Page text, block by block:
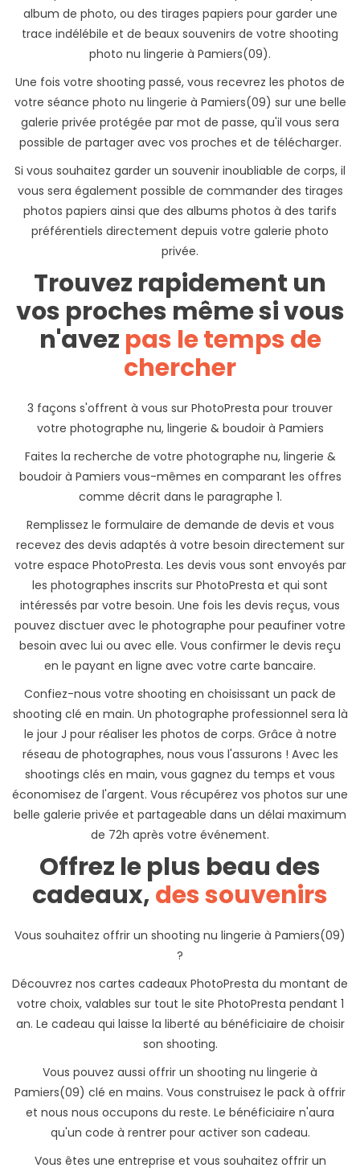
album de photo, ou des tirages papiers pour garder une
trace indélébile et de beaux souvenirs de votre shooting
photo nu lingerie à Pamiers(09).
Une fois votre shooting passé, vous recevrez les photos de
votre séance photo nu lingerie à Pamiers(09) sur une belle
galerie privée protégée par mot de passe, qu'il vous sera
possible de partager avec vos proches et de télécharger.
Si vous souhaitez garder un souvenir inoubliable de corps, il
vous sera également possible de commander des tirages
photos papiers ainsi que des albums photos à des tarifs
préférentiels directement depuis votre galerie photo
privée.
Trouvez rapidement un
vos proches même si vous
n'avez pas le temps de
chercher
3 façons s'offrent à vous sur PhotoPresta pour trouver
votre photographe nu, lingerie & boudoir à Pamiers
Faites la recherche de votre photographe nu, lingerie &
boudoir à Pamiers vous-mêmes en comparant les offres
comme décrit dans le paragraphe 1.
Remplissez le formulaire de demande de devis et vous
recevez des devis adaptés à votre besoin directement sur
votre espace PhotoPresta. Les devis vous sont envoyés par
les photographes inscrits sur PhotoPresta et qui sont
intéressés par votre besoin. Une fois les devis reçus, vous
pouvez disctuer avec le photographe pour peaufiner votre
besoin avec lui ou avec elle. Vous confirmer le devis reçu
en le payant en ligne avec votre carte bancaire.
Confiez-nous votre shooting en choisissant un pack de
shooting clé en main. Un photographe professionnel sera là
le jour J pour réaliser les photos de corps. Grâce à notre
réseau de photographes, nous vous l'assurons ! Avec les
shootings clés en main, vous gagnez du temps et vous
économisez de l'argent. Vous récupérez vos photos sur une
belle galerie privée et partageable dans un délai maximum
de 72h après votre événement.
Offrez le plus beau des
cadeaux,des souvenirs
Vous souhaitez offrir un shooting nu lingerie à Pamiers(09)
?
Découvrez nos cartes cadeaux PhotoPresta du montant de
votre choix, valables sur tout le site PhotoPresta pendant 1
an. Le cadeau qui laisse la liberté au bénéficiaire de choisir
son shooting.
Vous pouvez aussi offrir un shooting nu lingerie à
Pamiers(09) clé en mains. Vous construisez le pack à offrir
et nous nous occupons du reste. Le bénéficiaire n'aura
qu'un code à rentrer pour activer son cadeau.
Vous êtes une entreprise et vous souhaitez offrir un